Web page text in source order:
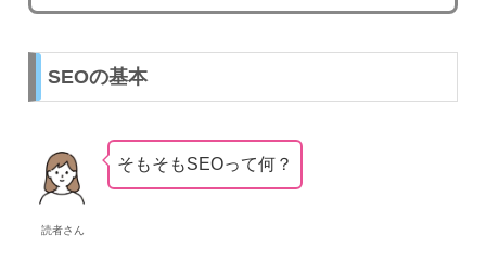
SEOの基本
読者さん
そもそもSEOって何？